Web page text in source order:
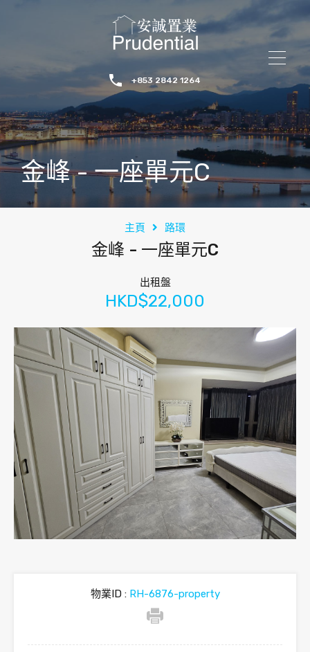
+853 2842 1264
金峰 - 一座單元C
主頁 路環
金峰 - 一座單元C
出租盤
HKD$22,000
物業ID :RH-6876-property